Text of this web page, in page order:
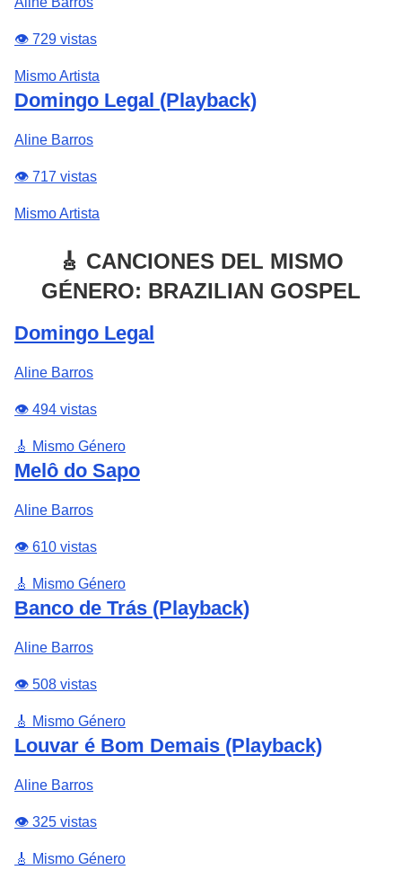
👁️ 729 vistas
Mismo Artista
Domingo Legal (Playback)
Aline Barros
👁️ 717 vistas
Mismo Artista
🎸 CANCIONES DEL MISMO
GÉNERO: BRAZILIAN GOSPEL
Domingo Legal
Aline Barros
👁️ 494 vistas
🎸 Mismo Género
Melô do Sapo
Aline Barros
👁️ 610 vistas
🎸 Mismo Género
Banco de Trás (Playback)
Aline Barros
👁️ 508 vistas
🎸 Mismo Género
Louvar é Bom Demais (Playback)
Aline Barros
👁️ 325 vistas
🎸 Mismo Género